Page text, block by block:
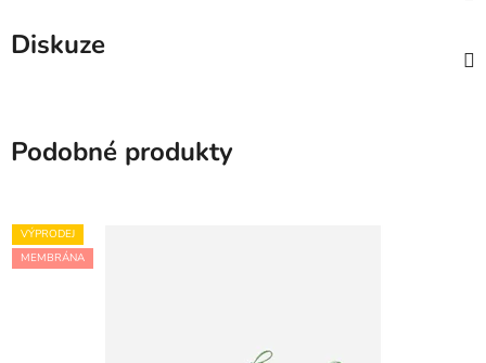
Diskuze
Podobné produkty
VÝPRODEJ
MEMBRÁNA